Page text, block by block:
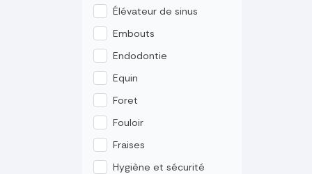
Élévateur de sinus
Embouts
Endodontie
Equin
Foret
Fouloir
Fraises
Hygiène et sécurité